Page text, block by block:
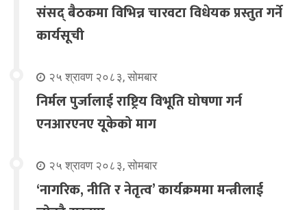
संसद् बैठकमा विभिन्न चारवटा विधेयक प्रस्तुत गर्ने
कार्यसूची
२५ श्रावण २०८३, सोमबार
निर्मल पुर्जालाई राष्ट्रिय विभूति घोषणा गर्न
एनआरएनए यूकेको माग
२५ श्रावण २०८३, सोमबार
‘नागरिक, नीति र नेतृत्व’ कार्यक्रममा मन्त्रीलाई